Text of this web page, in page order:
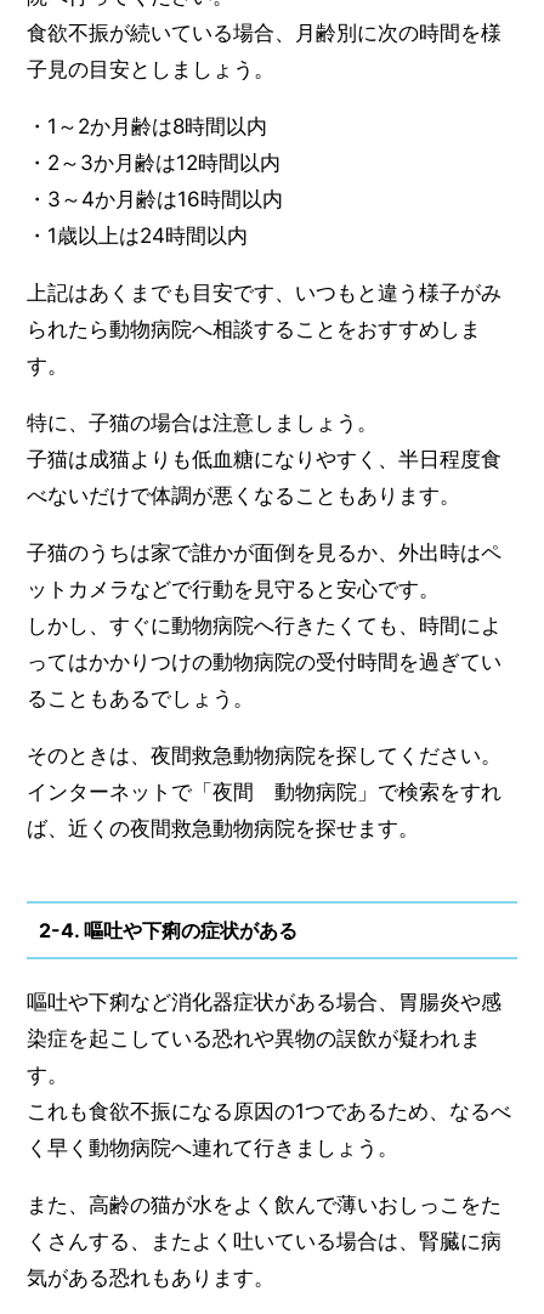
食欲不振が続いている場合、月齢別に次の時間を様
子見の目安としましょう。
・1～2か月齢は8時間以内
・2～3か月齢は12時間以内
・3～4か月齢は16時間以内
・1歳以上は24時間以内
上記はあくまでも目安です、いつもと違う様子がみ
られたら動物病院へ相談することをおすすめしま
す。
特に、子猫の場合は注意しましょう。
子猫は成猫よりも低血糖になりやすく、半日程度食
べないだけで体調が悪くなることもあります。
子猫のうちは家で誰かが面倒を見るか、外出時はペ
ットカメラなどで行動を見守ると安心です。
しかし、すぐに動物病院へ行きたくても、時間によ
ってはかかりつけの動物病院の受付時間を過ぎてい
ることもあるでしょう。
そのときは、夜間救急動物病院を探してください。
インターネットで「夜間 動物病院」で検索をすれ
ば、近くの夜間救急動物病院を探せます。
2-4. 嘔吐や下痢の症状がある
嘔吐や下痢など消化器症状がある場合、胃腸炎や感
染症を起こしている恐れや異物の誤飲が疑われま
す。
これも食欲不振になる原因の1つであるため、なるべ
く早く動物病院へ連れて行きましょう。
また、高齢の猫が水をよく飲んで薄いおしっこをた
くさんする、またよく吐いている場合は、腎臓に病
気がある恐れもあります。